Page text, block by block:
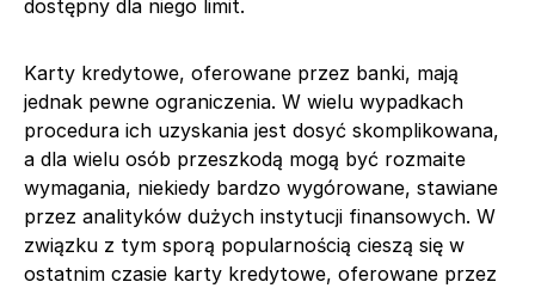
dostępny dla niego limit.
Karty kredytowe, oferowane przez banki, mają
jednak pewne ograniczenia. W wielu wypadkach
procedura ich uzyskania jest dosyć skomplikowana,
a dla wielu osób przeszkodą mogą być rozmaite
wymagania, niekiedy bardzo wygórowane, stawiane
przez analityków dużych instytucji finansowych. W
związku z tym sporą popularnością cieszą się w
ostatnim czasie karty kredytowe, oferowane przez